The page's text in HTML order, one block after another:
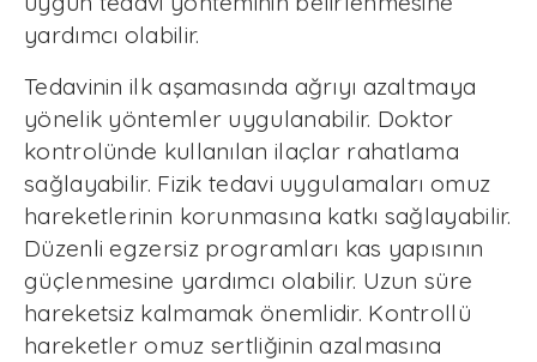
yardımcı olabilir.
Tedavinin ilk aşamasında ağrıyı azaltmaya
yönelik yöntemler uygulanabilir. Doktor
kontrolünde kullanılan ilaçlar rahatlama
sağlayabilir. Fizik tedavi uygulamaları omuz
hareketlerinin korunmasına katkı sağlayabilir.
Düzenli egzersiz programları kas yapısının
güçlenmesine yardımcı olabilir. Uzun süre
hareketsiz kalmamak önemlidir. Kontrollü
hareketler omuz sertliğinin azalmasına